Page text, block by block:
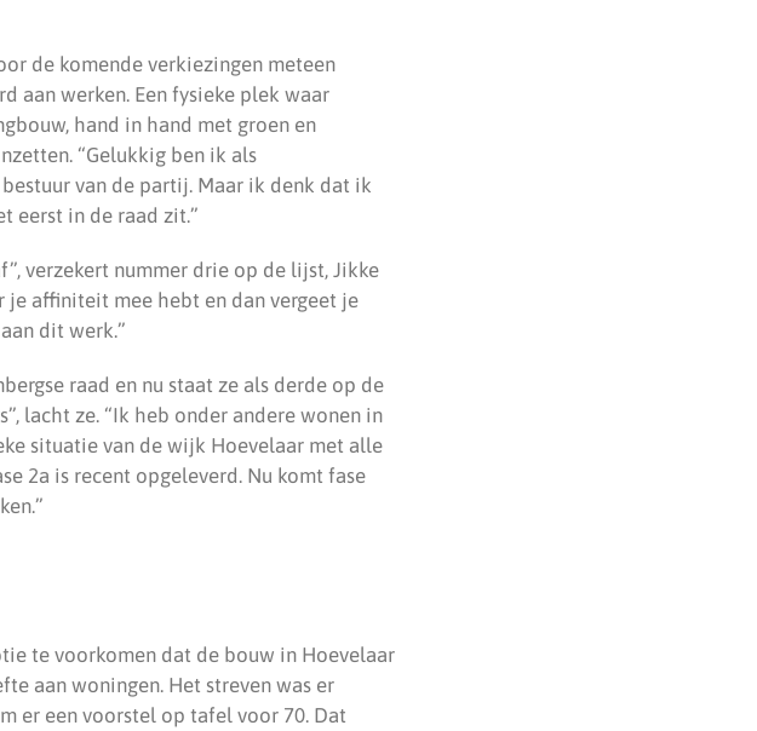
de komende verkiezingen meteen
aan werken. Een fysieke plek waar
hand in hand met groen en
“Gelukkig ben ik als
van de partij. Maar ik denk dat ik
eerst in de raad zit.”
verzekert nummer drie op de lijst, Jikke
je affiniteit mee hebt en dan vergeet je
dit werk.”
raad en nu staat ze als derde op de
lacht ze. “Ik heb onder andere wonen in
situatie van de wijk Hoevelaar met alle
2a is recent opgeleverd. Nu komt fase
te voorkomen dat de bouw in Hoevelaar
aan woningen. Het streven was er
er een voorstel op tafel voor 70. Dat